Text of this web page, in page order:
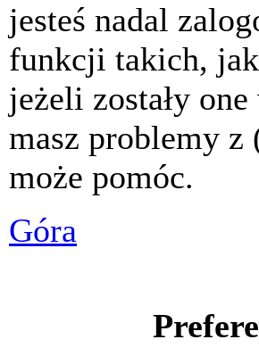
jesteś nadal
funkcji takich, jak
jeżeli zostały
masz problemy z
może pomóc.
Góra